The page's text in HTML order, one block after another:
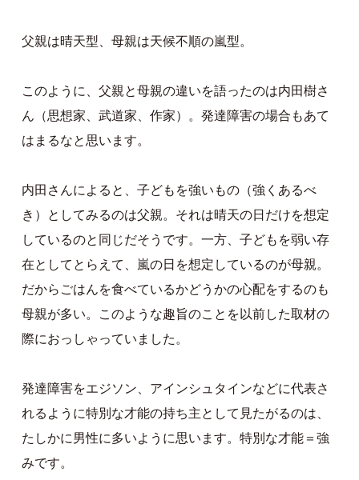
父親は晴天型、母親は天候不順の嵐型。
このように、父親と母親の違いを語ったのは内田樹さ
ん（思想家、武道家、作家）。発達障害の場合もあて
はまるなと思います。
内田さんによると、子どもを強いもの（強くあるべ
き）としてみるのは父親。それは晴天の日だけを想定
しているのと同じだそうです。一方、子どもを弱い存
在としてとらえて、嵐の日を想定しているのが母親。
だからごはんを食べているかどうかの心配をするのも
母親が多い。このような趣旨のことを以前した取材の
際におっしゃっていました。
発達障害をエジソン、アインシュタインなどに代表さ
れるように特別な才能の持ち主として見たがるのは、
たしかに男性に多いように思います。特別な才能＝強
みです。